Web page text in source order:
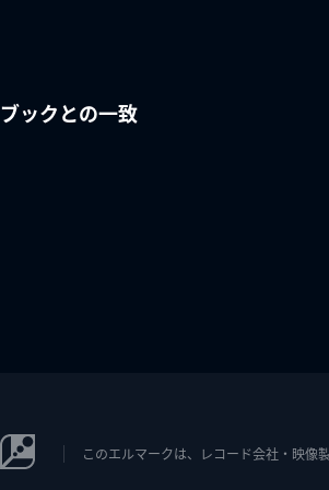
ブックとの一致
このエルマークは、レコード会社・映像